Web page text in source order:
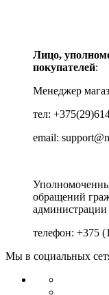
Лицо,
покупателей:
Менеджер
тел:
email:
обращений
телефон: +375
Мы в социальных